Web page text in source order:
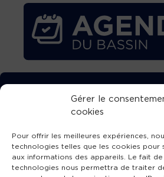
Gérer le
cookies
Pour offrir les meilleures expériences,
technologies telles que les cookies
aux informations des appareils. Le fait
technologies nous permettra de traiter
TÉLÉCHARGEZ
L’APPLICATION